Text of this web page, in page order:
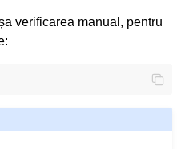
verificarea manual, pentru